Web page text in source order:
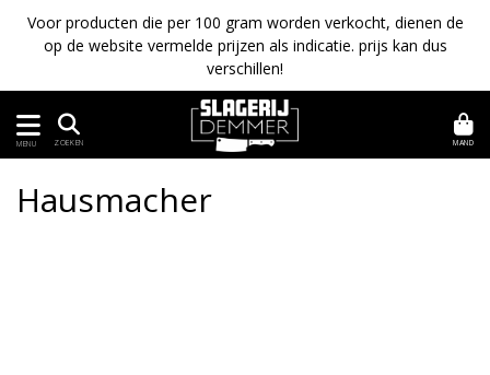
Voor producten die per 100 gram worden verkocht, dienen de
op de website vermelde prijzen als indicatie. prijs kan dus
verschillen!
MENU ZOEKEN MAND
Hausmacher